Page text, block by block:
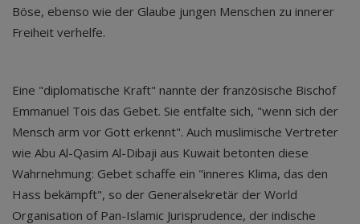
Böse, ebenso wie der Glaube jungen Menschen zu innerer
Freiheit verhelfe.
Eine "diplomatische Kraft" nannte der französische Bischof
Emmanuel Tois das Gebet. Sie entfalte sich, "wenn sich der
Mensch arm vor Gott erkennt". Auch muslimische Vertreter
wie Abu Al-Qasim Al-Dibaji aus Kuwait betonten diese
Wahrnehmung: Gebet schaffe ein "inneres Klima, das den
Hass bekämpft", so der Generalsekretär der World
Organisation of Pan-Islamic Jurisprudence, der indische